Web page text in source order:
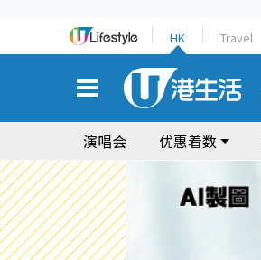
HK Travel
演唱会 优惠着数